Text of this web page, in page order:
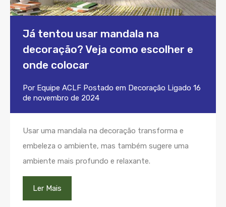
Já tentou usar mandala na
decoração? Veja como escolher e
onde colocar
Por Equipe ACLF Postado em Decoração Ligado 16
de novembro de 2024
Usar uma mandala na decoração transforma e
embeleza o ambiente, mas também sugere uma
ambiente mais profundo e relaxante.
Ler Mais